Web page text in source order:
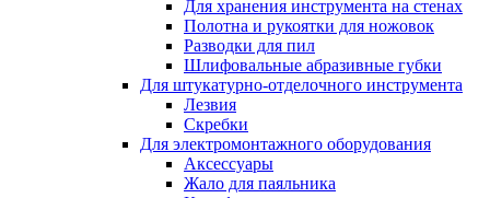
Для хранения инструмента на стенах
Полотна и рукоятки для ножовок
Разводки для пил
Шлифовальные абразивные губки
Для штукатурно-отделочного инструмента
Лезвия
Скребки
Для электромонтажного оборудования
Аксессуары
Жало для паяльника